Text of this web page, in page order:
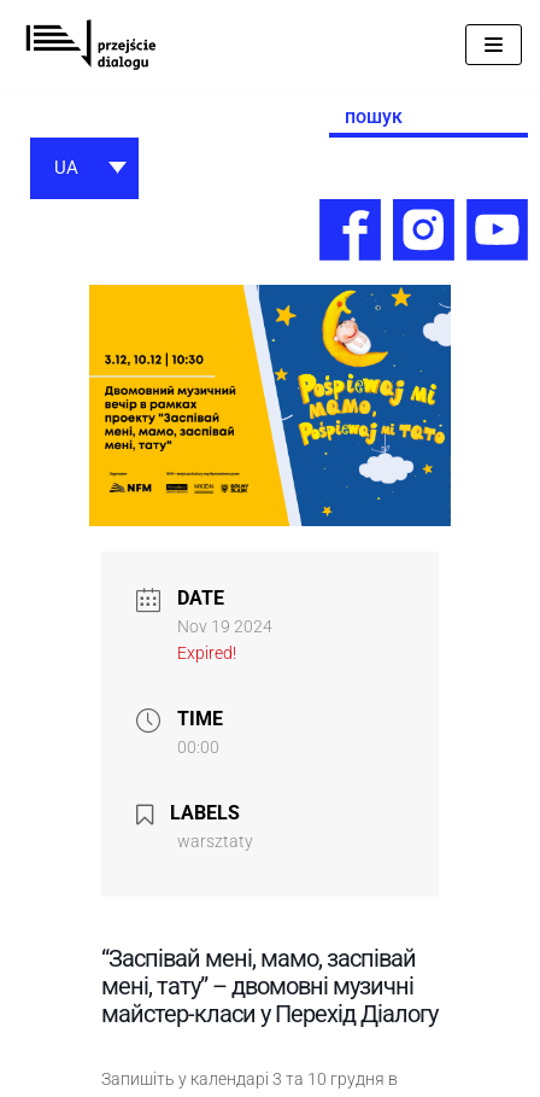
Перейти
до
Search
for:
UA
DATE
Nov 19 2024
Expired!
TIME
00:00
LABELS
warsztaty
“Заспівай мені, мамо, заспівай
мені, тату” – двомовні музичні
майстер-класи у Перехід Діалогу
Запишіть у календарі 3 та 10 грудня в